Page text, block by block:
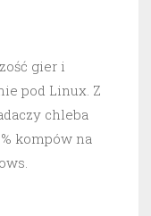
gier i
pod Linux. Z
chleba
kompów na